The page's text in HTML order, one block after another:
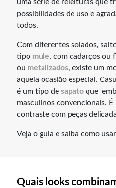
uma série de releituras que
possibilidades de uso e
todos.
Com diferentes solados,
tipo mule, com cadarços ou
ou metalizados, existe um
aquela ocasião especial.
é um tipo de sapato que
masculinos convencionais.
contraste com peças
Veja o guia e saiba como
Quais looks